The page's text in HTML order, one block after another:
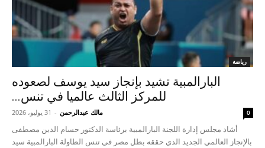
رياضة
البارالمبية تشيد بإنجاز سيد يوسف لصعوده
للمركز الثالث عالميا في تنس...
مالك عبدالرحمن - 31 يوليو، 2026 0
أشاد مجلس إدارة اللجنة البارالمبية برئاسة الدكتور حسام الدين مصطفى
بالإنجاز العالمي الجديد الذي حققه بطل مصر في تنس الطاولة البارالمبية سيد